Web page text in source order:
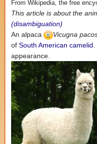
From Wikipedia, the free
This article is about the
(disambiguation)
An alpaca Vicugna
of South American camelid.
appearance.